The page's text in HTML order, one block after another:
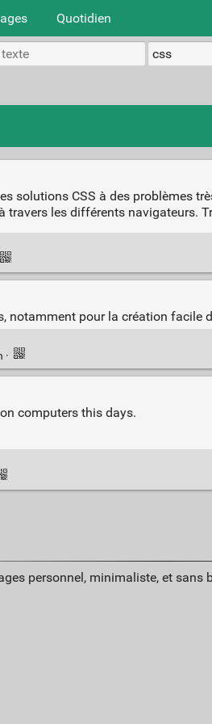
Quotidien
solutions CSS à des problèmes
travers les différents navigateurs.
notamment pour la création facile
·
computers this days.
personnel, minimaliste, et